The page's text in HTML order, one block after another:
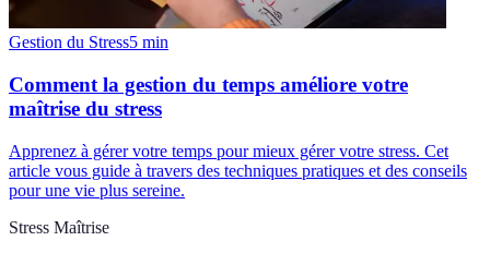
Gestion du Stress5 min
Comment la gestion du temps améliore votre
maîtrise du stress
Apprenez à gérer votre temps pour mieux gérer votre stress. Cet
article vous guide à travers des techniques pratiques et des conseils
pour une vie plus sereine.
Stress Maîtrise